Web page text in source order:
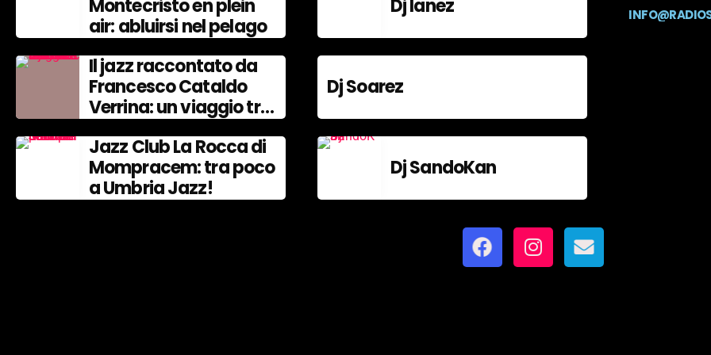
Montecristo en plein
air: abluirsi nel pelago
Il jazz raccontato da
Francesco Cataldo
Verrina: un viaggio tra
Coltrane.
Jazz Club La Rocca di
Mompracem: tra poco
a Umbria Jazz!
Dj Ianez
Dj Soarez
Dj SandoKan